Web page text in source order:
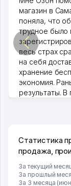
магазин в
поняла, что
трудное было
весь страх
на себя
хранение
экономия.
результаты.
Статистика
продажа,
За текущий
За прошлый
За 3 месяца